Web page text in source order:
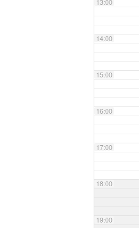
13:00
14:00
15:00
16:00
17:00
18:00
19:00